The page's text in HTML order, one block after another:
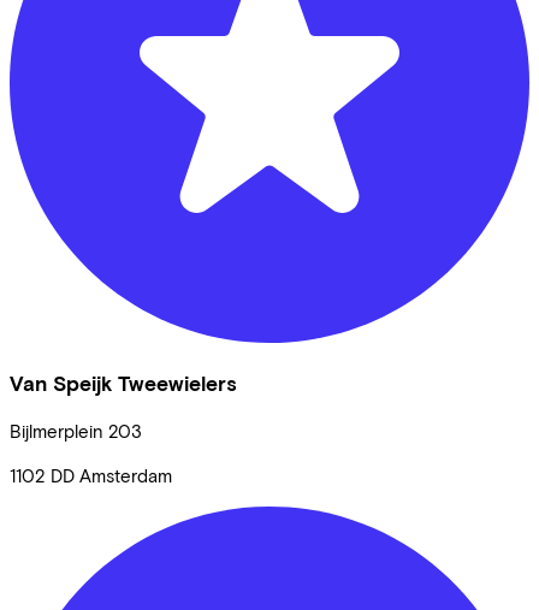
Van Speijk Tweewielers
Bijlmerplein 203
1102 DD Amsterdam